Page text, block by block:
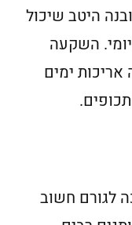
היטב שיכול
השקעה
ימים
לגורם חשוב